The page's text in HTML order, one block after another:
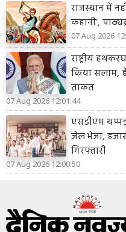
राजस्थान में
कहानी’,
07 Aug 2026
राष्ट्रीय
किया सलाम,
ताकत
07 Aug 2026 12:01:44
एसडीएम
जेल भेजा,
गिरफ्तारी
07 Aug 2026 12:00:50